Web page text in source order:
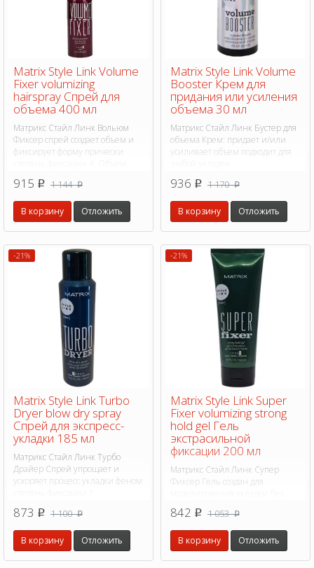
Matrix Style Link Volume
Fixer volumizing
hairspray Спрей для
объема 400 мл
Матрикс Стайл Линк Вольюм
Фиксер спрей создает объем и
фиксирует форму прически
волос.
915 p 1 144 p
В корзину Отложить
Matrix Style Link Volume
Booster Крем для
придания или усиления
объема 30 мл
Матрикс Стайл Линк Бустер для
объема Крем: придает и/или
усиливает объем подходит для
936 p 1 170 p
В корзину Отложить
-21%
Matrix Style Link Turbo
Dryer blow dry spray
Спрей для экспресс-
укладки 185 мл
Матрикс Стайл Линк Турбо
Драйер Спрей упрощает и
ускоряет процесс укладки феном
873 p 1 100 p
В корзину Отложить
-21%
Matrix Style Link Super
Fixer volumizing strong
hold gel Гель
экстрасильной
фиксации 200 мл
Матрикс Стайл Линк Супер
Фиксер Гель создан для
фиксации 5
842 p 1 053 p
В корзину Отложить